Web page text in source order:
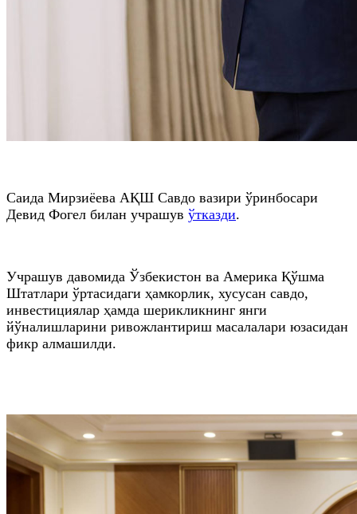
Саида Мирзиёева АҚШ Савдо вазири ўринбосари
Девид Фогел билан учрашув ўтказди.
Учрашув давомида Ўзбекистон ва Америка Қўшма
Штатлари ўртасидаги ҳамкорлик, хусусан савдо,
инвестициялар ҳамда шерикликнинг янги
йўналишларини ривожлантириш масалалари юзасидан
фикр алмашилди.